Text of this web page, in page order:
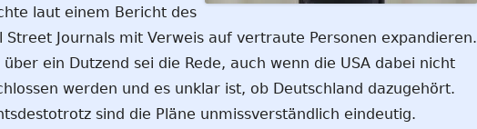
laut einem Bericht des
Street Journals mit Verweis auf vertraute Personen expandieren.
über ein Dutzend sei die Rede, auch wenn die USA dabei nicht
werden und es unklar ist, ob Deutschland dazugehört.
sind die Pläne unmissverständlich eindeutig.